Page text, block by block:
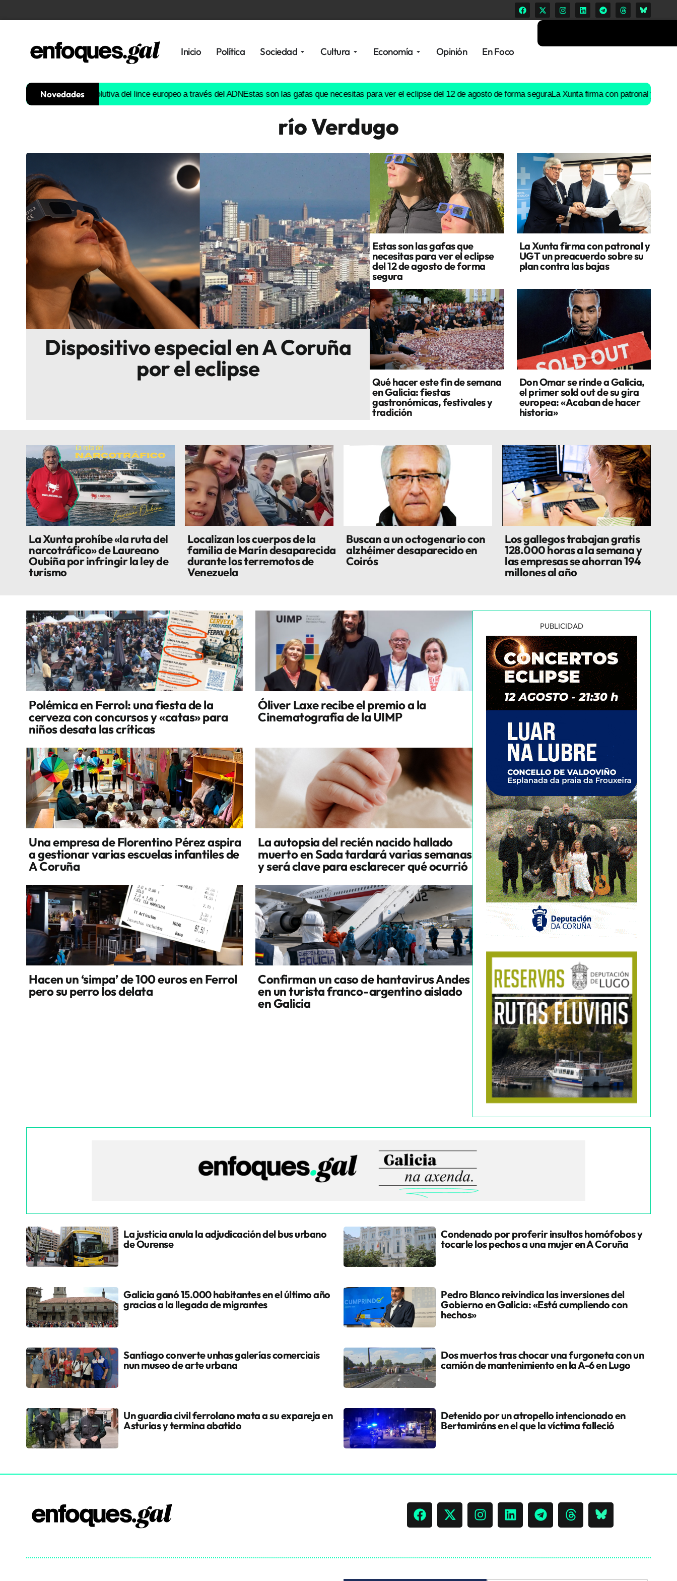
Inicio Política Sociedad Cultura Economía Opinión En Foco
Histórica
Gastronomía
Escenarios
Novedades
la historia evolutiva del lince europeo a través del ADN Estas son las gafas que necesitas para ver el eclipse del 12 de agosto de forma seguraLa Xunta firma con patronal y UGT un
río Verdugo
Dispositivo especial en A Coruña
por el eclipse
Estas son las gafas que
necesitas para ver el eclipse
del 12 de agosto de forma
segura
La Xunta firma con patronal y
UGT un preacuerdo sobre su
plan contra las bajas
Qué hacer este fin de semana
en Galicia: fiestas
gastronómicas, festivales y
tradición
Don Omar se rinde a Galicia,
el primer sold out de su gira
europea: «Acaban de hacer
historia»
La Xunta prohíbe «la ruta del
narcotráfico» de Laureano
Oubiña por infringir la ley de
turismo
Localizan los cuerpos de la
familia de Marín desaparecida
durante los terremotos de
Venezuela
Buscan a un octogenario con
alzhéimer desaparecido en
Coirós
Los gallegos trabajan gratis
128.000 horas a la semana y
las empresas se ahorran 194
millones al año
Polémica en Ferrol: una fiesta de la
cerveza con concursos y «catas» para
niños desata las críticas
Óliver Laxe recibe el premio a la
Cinematografía de la UIMP
Una empresa de Florentino Pérez aspira
a gestionar varias escuelas infantiles de
A Coruña
La autopsia del recién nacido hallado
muerto en Sada tardará varias semanas
y será clave para esclarecer qué ocurrió
Hacen un ‘simpa’ de 100 euros en Ferrol
pero su perro los delata
Confirman un caso de hantavirus Andes
en un turista franco-argentino aislado
en Galicia
PUBLICIDAD
La justicia anula la adjudicación del bus urbano
de Ourense
Condenado por proferir insultos homófobos y
tocarle los pechos a una mujer en A Coruña
Galicia ganó 15.000 habitantes en el último año
gracias a la llegada de migrantes
Pedro Blanco reivindica las inversiones del
Gobierno en Galicia: «Está cumpliendo con
hechos»
Santiago converte unhas galerías comerciais
nun museo de arte urbana
Dos muertos tras chocar una furgoneta con un
camión de mantenimiento en la A-6 en Lugo
Un guardia civil ferrolano mata a su expareja en
Asturias y termina abatido
Detenido por un atropello intencionado en
Bertamiráns en el que la víctima falleció